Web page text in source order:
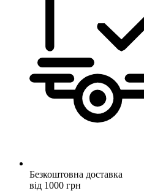
Безкоштовна доставка
від 1000 грн